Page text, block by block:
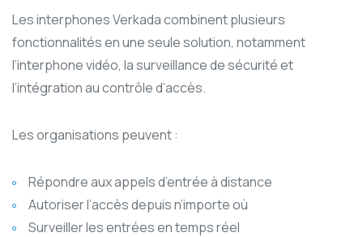
Les interphones Verkada combinent plusieurs
fonctionnalités en une seule solution, notamment
l’interphone vidéo, la surveillance de sécurité et
l’intégration au contrôle d’accès.
Les organisations peuvent :
Répondre aux appels d’entrée à distance
Autoriser l’accès depuis n’importe où
Surveiller les entrées en temps réel